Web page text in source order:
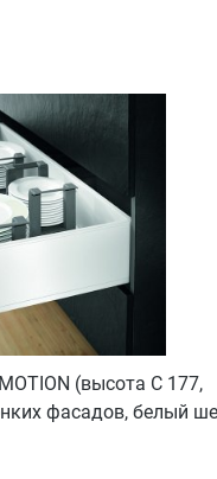
(высота C 177,
фасадов, белый